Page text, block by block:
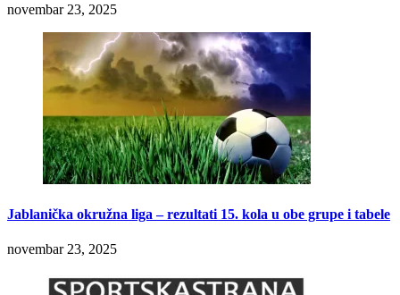
novembar 23, 2025
Jablanička okružna liga – rezultati 15. kola u obe grupe i tabele
novembar 23, 2025